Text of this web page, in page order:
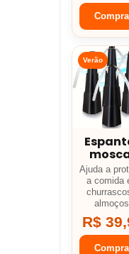
Verão
Ajuda a
a comida
almoços.
R$